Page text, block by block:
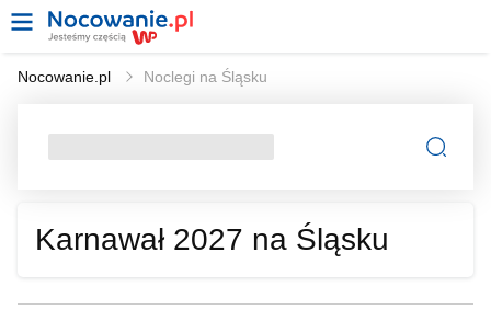
Nocowanie.pl Noclegi na Śląsku
Karnawał 2027 na Śląsku